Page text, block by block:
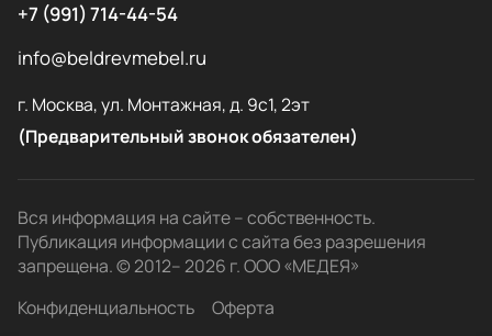
+7 (991) 714-44-54
info@beldrevmebel.ru
г. Москва, ул. Монтажная, д. 9с1, 2эт
(Предварительный звонок обязателен)
Вся информация на сайте – собственность.
Публикация информации с сайта без разрешения
запрещена. © 2012– 2026 г. ООО «МЕДЕЯ»
Конфиденциальность
Оферта